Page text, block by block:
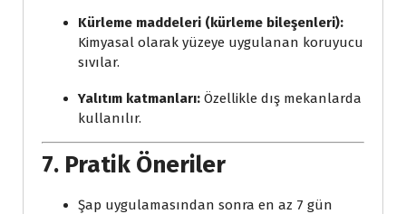
Kürleme maddeleri (kürleme bileşenleri):
Kimyasal olarak yüzeye uygulanan koruyucu
sıvılar.
Yalıtım katmanları: Özellikle dış mekanlarda
kullanılır.
7. Pratik Öneriler
Şap uygulamasından sonra en az 7 gün